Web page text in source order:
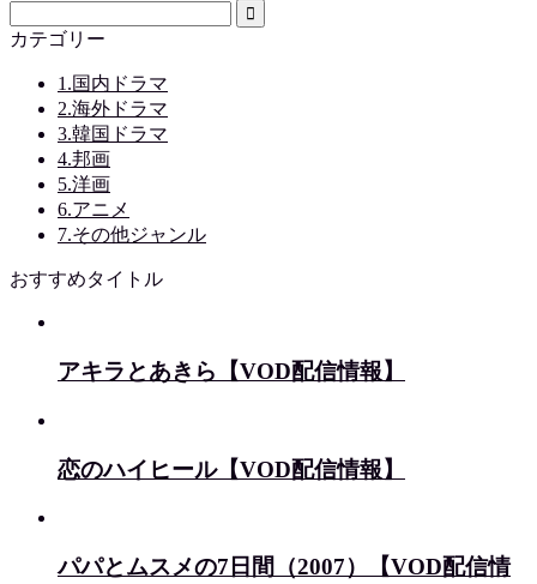
カテゴリー
1.国内ドラマ
2.海外ドラマ
3.韓国ドラマ
4.邦画
5.洋画
6.アニメ
7.その他ジャンル
おすすめタイトル
アキラとあきら【VOD配信情報】
恋のハイヒール【VOD配信情報】
パパとムスメの7日間（2007）【VOD配信情